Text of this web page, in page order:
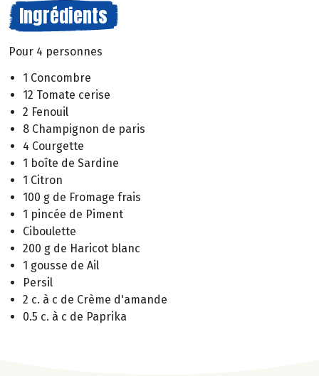
Ingrédients
Pour 4 personnes
1 Concombre
12 Tomate cerise
2 Fenouil
8 Champignon de paris
4 Courgette
1 boîte de Sardine
1 Citron
100 g de Fromage frais
1 pincée de Piment
Ciboulette
200 g de Haricot blanc
1 gousse de Ail
Persil
2 c. à c de Crème d'amande
0.5 c. à c de Paprika